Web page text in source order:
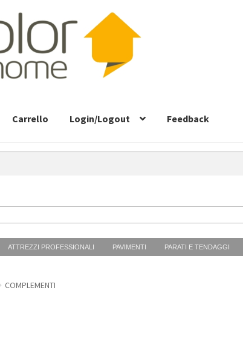
Carrello Login/Logout Feedback
ATTREZZI PROFESSIONALI PAVIMENTI PARATI E TENDAGGI
COMPLEMENTI